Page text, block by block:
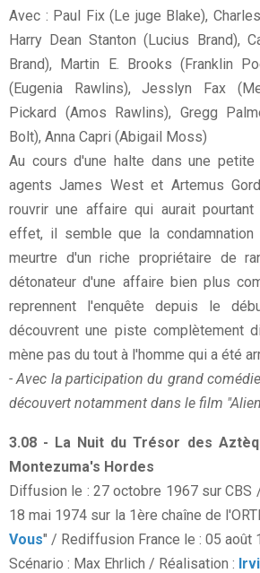
Avec : Paul Fix (Le juge Blake),
Harry Dean Stanton (Lucius Brand),
Brand), Martin E. Brooks (Franklin
(Eugenia Rawlins), Jesslyn Fax
Pickard (Amos Rawlins), Gregg
Bolt), Anna Capri (Abigail Moss)
Au cours d'une halte dans une
agents James West et Artemus
rouvrir une affaire qui aurait
effet, il semble que la condamnation
meurtre d'un riche propriétaire de
détonateur d'une affaire bien plus
reprennent l'enquête depuis le
découvrent une piste complètement
mène pas du tout à l'homme qui a été
- Avec la participation du grand
découvert notamment dans le film
3.08 - La Nuit du Trésor des
Montezuma's Hordes
Diffusion le : 27 octobre 1967 sur CBS
18 mai 1974 sur la 1ère chaîne de
Vous" / Rediffusion France le : 05 août
Scénario : Max Ehrlich / Réalisation :